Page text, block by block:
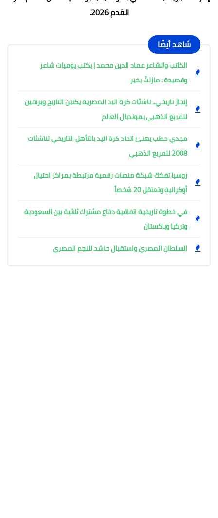
القدم 2026.
شاهد أيضًا
الكاتب والشاعر عماد الدين محمد | يكتب يوميات شاعر
وقصيدة : مازلتُ بخير
إنجاز تاريخي.. ناشئات كرة اليد المصرية يكتبن التاريخ ويرتقين
للمربع الذهبي بمونديال العالم
مجدي حطب يهنئ اتحاد كرة اليد بالتأهل التاريخي لناشئات
2008 للمربع الذهبي
روسيا تفكك شبكة منصات رقمية مرتبطة بمراكز احتيال
أوكرانية وتعتقل 20 شخصاً
في خطوة تاريخية اتفاقية دفاع مشترك ثلاثية بين السعودية
وتركيا وباكستان
السلطان المصري واستقبال حاشد للنجم المصري